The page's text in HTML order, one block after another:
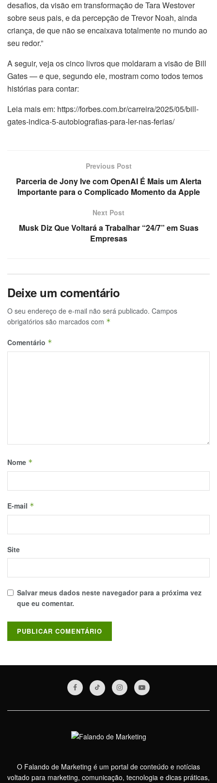
desafios, da visão em transformação de Tara Westover
sobre seus pais, e da percepção de Trevor Noah, ainda
criança, de que não se encaixava totalmente no mundo ao
seu redor.”
A seguir, veja os cinco livros que moldaram a visão de Bill
Gates — e que, segundo ele, mostram como todos temos
histórias para contar:
Leia mais em: https://forbes.com.br/carreira/2025/05/bill-
gates-indica-5-autobiografias-para-ler-nas-ferias/
Previous Post
Parceria de Jony Ive com OpenAI É Mais um Alerta
Importante para o Complicado Momento da Apple
Next Post
Musk Diz Que Voltará a Trabalhar “24/7” em Suas
Empresas
Deixe um comentário
O seu endereço de e-mail não será publicado. Campos
obrigatórios são marcados com *
Comentário *
Nome *
E-mail *
Site
Salvar meus dados neste navegador para a próxima vez
que eu comentar.
O Falando de Marketing é um portal de conteúdo e notícias
voltado para marketing, comunicação, tecnologia e dicas práticas,